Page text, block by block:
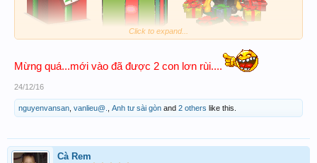
Click to expand...
Mừng quá...mới vào đã được 2 con lơn rùi....
24/12/16
nguyenvansan vanlieu@. Anh tư sài gòn and 2 others like this.
Cà Rem